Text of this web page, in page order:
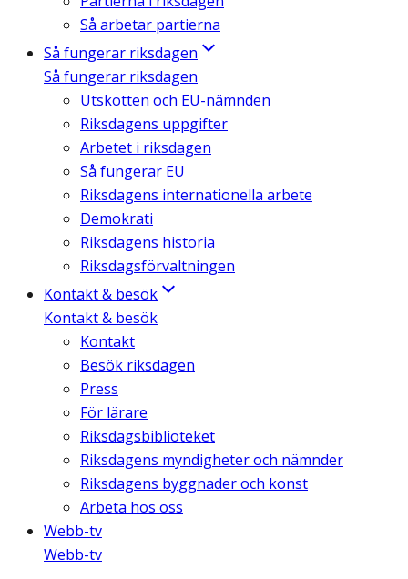
Så arbetar partierna
Så fungerar riksdagen
Så fungerar riksdagen
Utskotten och EU-nämnden
Riksdagens uppgifter
Arbetet i riksdagen
Så fungerar EU
Riksdagens internationella arbete
Demokrati
Riksdagens historia
Riksdagsförvaltningen
Kontakt & besök
Kontakt & besök
Kontakt
Besök riksdagen
Press
För lärare
Riksdagsbiblioteket
Riksdagens myndigheter och nämnder
Riksdagens byggnader och konst
Arbeta hos oss
Webb-tv
Webb-tv